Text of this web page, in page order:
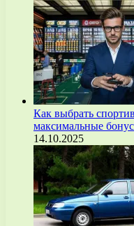
Как выбрать
максимальные
14.10.2025